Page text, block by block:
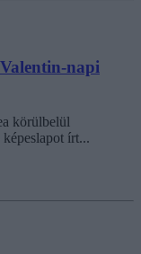
napi
körülbelül
képeslapot írt...